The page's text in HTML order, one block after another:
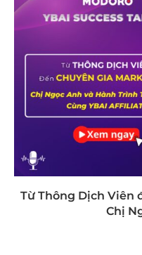
Từ Thông Dịch Viên
Chị